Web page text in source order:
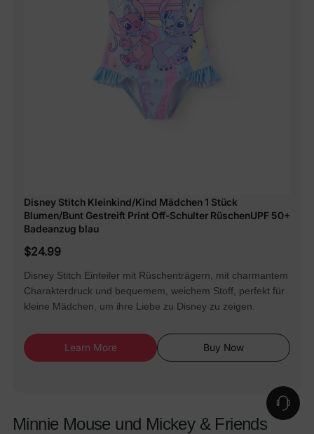
Disney Stitch Kleinkind/Kind Mädchen 1 Stück
Blumen/Bunt Gestreift Print Off-Schulter RüschenUPF 50+
Badeanzug blau
$24.99
Disney Stitch Einteiler mit Rüschenträgern, mit charmantem
Charakterdruck und bequemem, weichem Stoff, perfekt für
kleine Mädchen, um ihre Liebe zu Disney zu zeigen.
Learn More Buy Now
Minnie Mouse und Mickey & Friends